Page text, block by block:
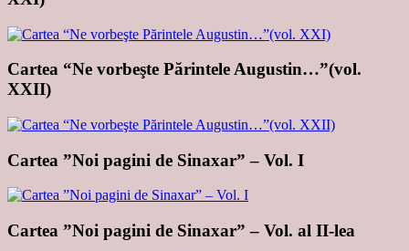
Cartea “Ne vorbeşte Părintele Augustin…”(vol.
XXII)
Cartea ”Noi pagini de Sinaxar” – Vol. I
Cartea ”Noi pagini de Sinaxar” – Vol. al II-lea